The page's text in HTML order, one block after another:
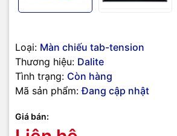
Loại: Màn chiếu tab-tension
Thương hiệu: Dalite
Tình trạng: Còn hàng
Mã sản phẩm: Đang cập nhật
Giá bán: